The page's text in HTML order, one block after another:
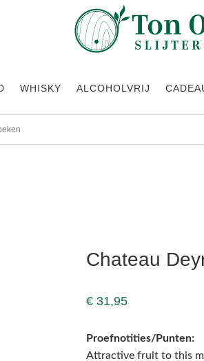
WHISKY ALCOHOLVRIJ
Chateau
€31,95
Proefnotities/Punten:
Attractive fruit to this